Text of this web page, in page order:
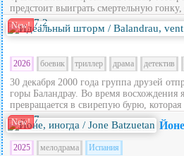
предстоит выиграть смертельную
New! 7.2
2026 боевик триллер драма детектив
30 декабря 2000 года группа друзей
горы Баландрау. Во время
превращается в свирепую бурю, которая
New! 7
2025 мелодрама Испания